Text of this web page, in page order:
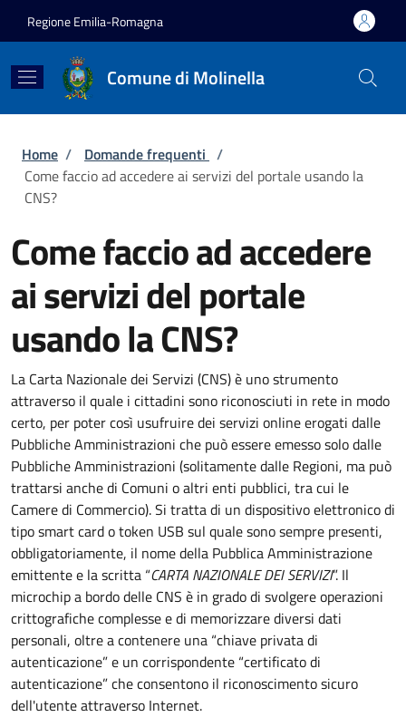
Regione Emilia-Romagna
Comune di Molinella
Briciole di pane
Home / Domande frequenti /
Come faccio ad accedere ai servizi del portale usando la
CNS?
Come faccio ad accedere
ai servizi del portale
usando la CNS?
La Carta Nazionale dei Servizi (CNS) è uno strumento
attraverso il quale i cittadini sono riconosciuti in rete in modo
certo, per poter così usufruire dei servizi online erogati dalle
Pubbliche Amministrazioni che può essere emesso solo dalle
Pubbliche Amministrazioni (solitamente dalle Regioni, ma può
trattarsi anche di Comuni o altri enti pubblici, tra cui le
Camere di Commercio).Si tratta di un dispositivo elettronico di
tiposmart cardo token USB sul quale sono sempre presenti,
obbligatoriamente, il nome della Pubblica Amministrazione
emittente e la scritta “CARTA NAZIONALE DEI SERVIZI”. Il
microchip a bordo delle CNS è in grado di svolgere operazioni
crittografiche complesse e di memorizzare diversi dati
personali, oltre a contenere una “chiave privata di
autenticazione” e un corrispondente “certificato di
autenticazione” che consentono il riconoscimento sicuro
dell'utente attraverso Internet.